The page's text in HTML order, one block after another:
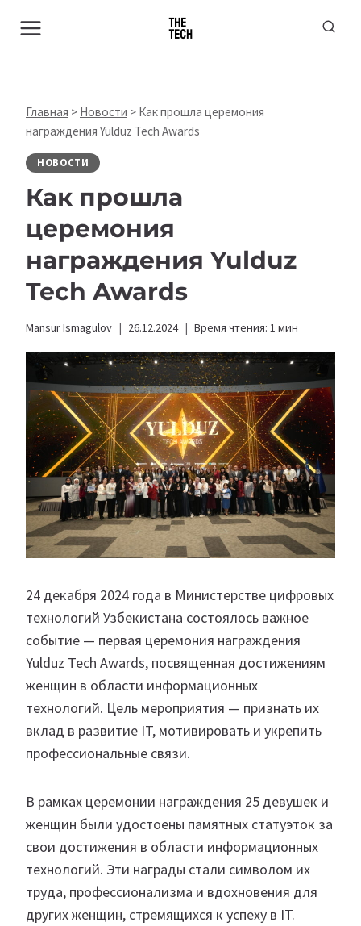
Главная > Новости > Как прошла церемония
награждения Yulduz Tech Awards
НОВОСТИ
Как прошла
церемония
награждения Yulduz
Tech Awards
Mansur Ismagulov 26.12.2024 Время чтения: 1 мин
24 декабря 2024 года в Министерстве цифровых
технологий Узбекистана состоялось важное
событие — первая церемония награждения
Yulduz Tech Awards, посвященная достижениям
женщин в области информационных
технологий. Цель мероприятия — признать их
вклад в развитие IT, мотивировать и укрепить
профессиональные связи.
В рамках церемонии награждения 25 девушек и
женщин были удостоены памятных статуэток за
свои достижения в области информационных
технологий. Эти награды стали символом их
труда, профессионализма и вдохновения для
других женщин, стремящихся к успеху в IT.